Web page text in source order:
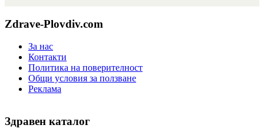
Zdrave-Plovdiv.com
За нас
Контакти
Политика на поверителност
Общи условия за ползване
Реклама
Здравен каталог